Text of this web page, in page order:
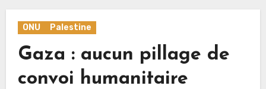
ONU Palestine
Gaza : aucun pillage de
convoi humanitaire